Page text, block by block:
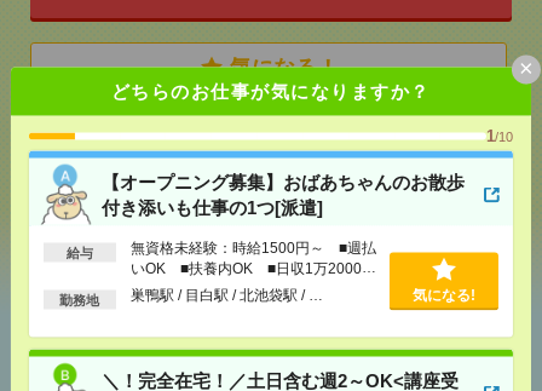
どちらのお仕事が気になりますか？
1/10
【オープニング募集】おばあちゃんのお散歩
付き添いも仕事の1つ[派遣]
給与
無資格未経験：時給1500円～ ■週払
いOK ■扶養内OK ■日収1万2000円
以上
勤務地 巣鴨駅 / 目白駅 / 北池袋駅 / … 気になる!
＼！完全在宅！／土日含む週2～OK<講座受
×
気になる！
メールで送る LINEで送る
おすすめ